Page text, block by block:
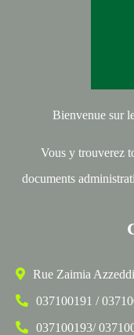
Bienvenue sur
Vous y trouverez
documents
Rue Zaimia
037100191 /
037100193/